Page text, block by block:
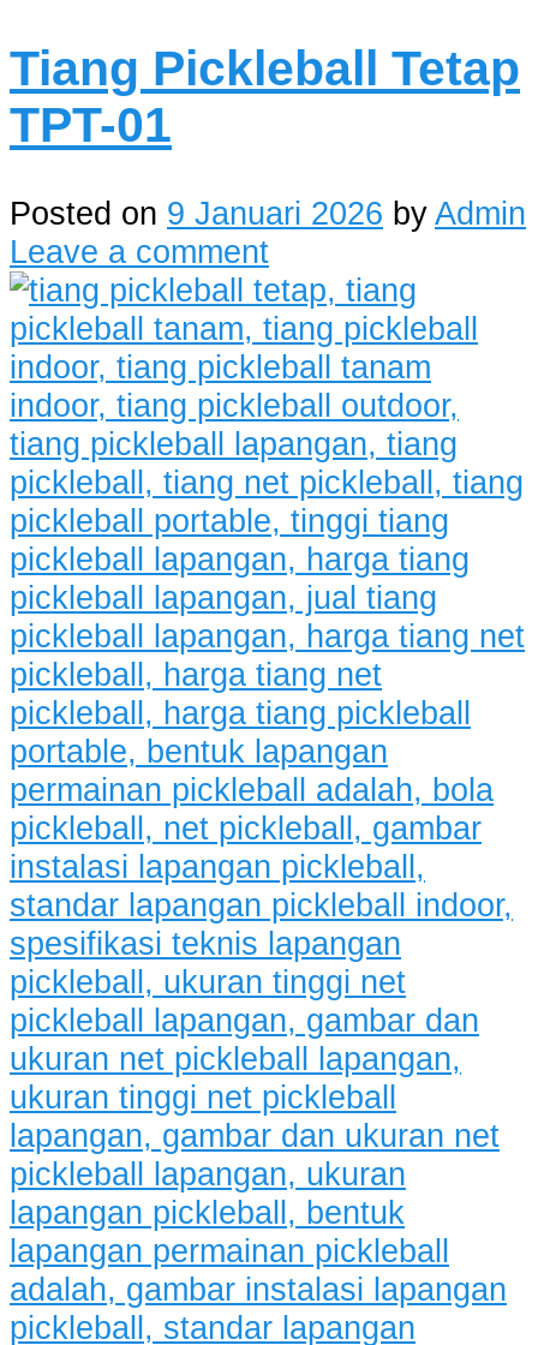
Tiang Pickleball Tetap
TPT-01
Posted on 9 Januari 2026 byAdmin
Leave a comment